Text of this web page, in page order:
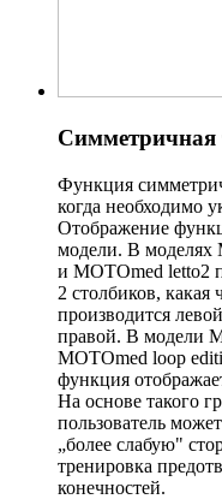
Симметричная
Функция
когда необходимо
Отображение
модели. В моделях
и MOTOmed letto2
2 столбиков, какая
производится
правой. В модели
MOTOmed loop
функция
На основе такого
пользователь
„более слабую"
тренировка
конечностей.